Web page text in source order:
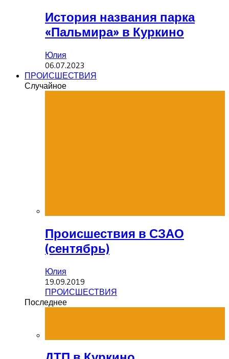
История названия парка
«Пальмира» в Куркино
Юлия
06.07.2023
ПРОИСШЕСТВИЯ
Случайное
Происшествия в СЗАО
(сентябрь)
Юлия
19.09.2019
ПРОИСШЕСТВИЯ
Последнее